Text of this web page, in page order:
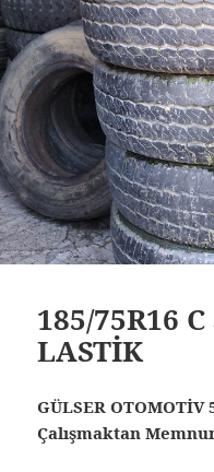
185/75R16
LASTİK
GÜLSER
Çalışmaktan